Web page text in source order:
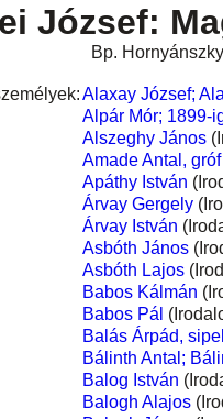
József:
Bp.
Alaxay József;
Alpár Mór; 1899-
Alszeghy János
Amade Antal, gróf
Apáthy István
Árvay Gergely
Árvay István
Asbóth János
Asbóth Lajos
Babos Kálmán
Babos Pál
Balás Árpád,
Bálinth Antal;
Balog István
Balogh Alajos